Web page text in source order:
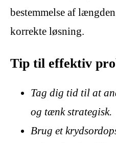
bestemmelse af
korrekte løsning.
Tip til effektiv
Tag dig tid til at
og tænk strategisk.
Brug et